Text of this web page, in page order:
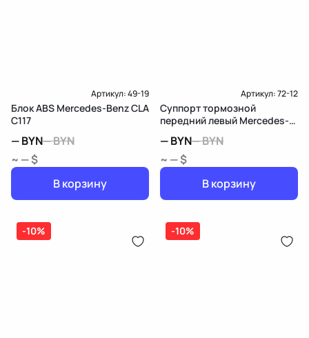
Артикул:49-19
Блок ABS Mercedes-Benz CLA
C117
—BYN—BYN
~ — $
В корзину
Артикул:72-12
Суппорт тормозной
передний левый Mercedes-
—BYN—BYN
~ — $
В корзину
-10% -10%